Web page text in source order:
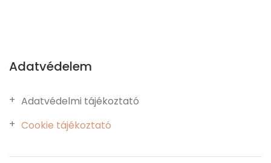
Adatvédelem
Adatvédelmi tájékoztató
Cookie tájékoztató